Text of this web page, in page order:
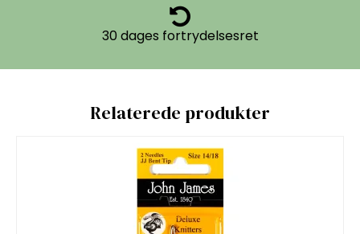
30 dages fortrydelsesret
Relaterede produkter